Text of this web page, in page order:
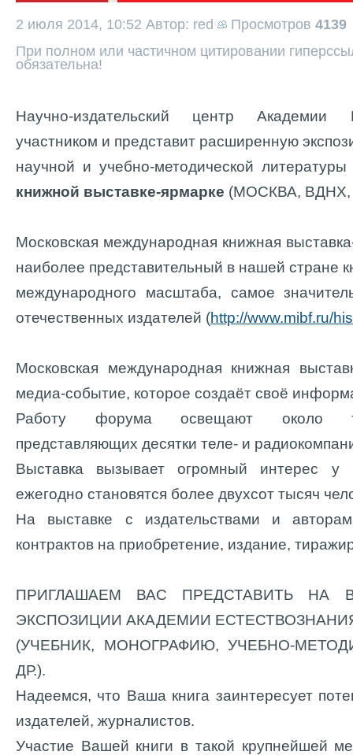
2 июля 2014, 10:52 Автор: red Просмотров 4139
При полном или частичном цитировании
обязательна!
Научно-издательский центр Академии
участником и представит расширенную
научной и учебно-методической
книжной выставке-ярмарке (МОСКВА, ВДНХ,
Московская международная книжная
наиболее представительный в нашей стране
международного масштаба, самое
отечественных издателей (http://www.mibf.ru/
Московская международная книжная
медиа-событие, которое создаёт своё
Работу форума освещают около
представляющих десятки теле- и
Выставка вызывает огромный интерес у
ежегодно становятся более двухсот тысяч
На выставке с издательствами и
контрактов на приобретение, издание,
ПРИГЛАШАЕМ ВАС ПРЕДСТАВИТЬ НА
ЭКСПОЗИЦИИ АКАДЕМИИ
(УЧЕБНИК, МОНОГРАФИЮ, УЧЕБНО-
ДР.).
Надеемся, что Ваша книга заинтересует
издателей, журналистов.
Участие Вашей книги в такой крупнейшей